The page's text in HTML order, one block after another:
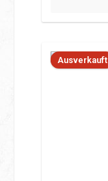
Ausverkauft